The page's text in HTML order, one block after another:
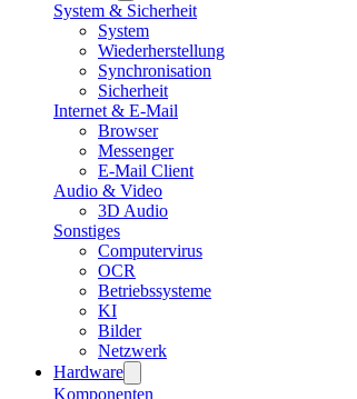
System & Sicherheit
System
Wiederherstellung
Synchronisation
Sicherheit
Internet & E-Mail
Browser
Messenger
E-Mail Client
Audio & Video
3D Audio
Sonstiges
Computervirus
OCR
Betriebssysteme
KI
Bilder
Netzwerk
Hardware
Komponenten